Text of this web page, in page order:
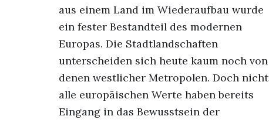
aus einem Land im Wiederaufbau wurde
ein fester Bestandteil des modernen
Europas. Die Stadtlandschaften
unterscheiden sich heute kaum noch von
denen westlicher Metropolen. Doch nicht
alle europäischen Werte haben bereits
Eingang in das Bewusstsein der